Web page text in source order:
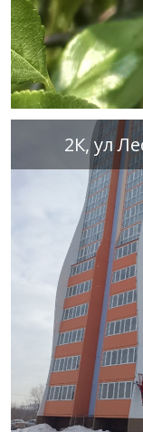
2К, ул